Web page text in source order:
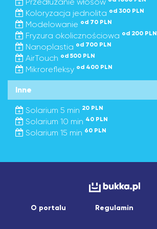
Koloryzacja jednolita od 300 PLN
Modelowanie od 70 PLN
Fryzura okolicznościowa od 200 PLN
Nanoplastia od 700 PLN
AirTouch od 500 PLN
Mikrorefleksy od 400 PLN
Inne
Solarium 5 min 20 PLN
Solarium 10 min 40 PLN
Solarium 15 min 60 PLN
O portalu Regulamin